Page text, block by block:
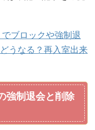
ブロックや強制退
うなる？再入室出来
強制退会と削除